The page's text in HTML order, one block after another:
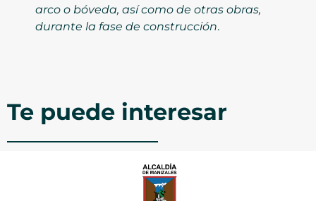
arco o bóveda, así como de otras obras,
durante la fase de construcción.
Te puede interesar